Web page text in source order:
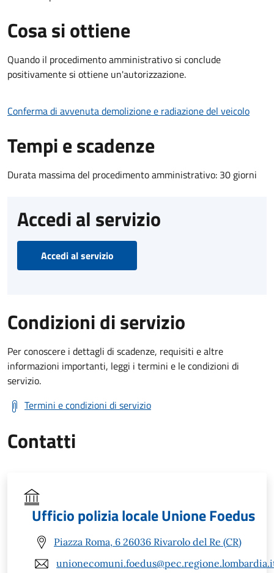
Cosa si ottiene
Quando il procedimento amministrativo si conclude
positivamente si ottiene un'autorizzazione.
Conferma di avvenuta demolizione e radiazione del veicolo
Tempi e scadenze
Durata massima del procedimento amministrativo: 30 giorni
Accedi al servizio
Accedi al servizio
Condizioni di servizio
Per conoscere i dettagli di scadenze, requisiti e altre
informazioni importanti, leggi i termini e le condizioni di
servizio.
Termini e condizioni di servizio
Contatti
Ufficio polizia locale Unione Foedus
Piazza Roma, 6 26036 Rivarolo del Re (CR)